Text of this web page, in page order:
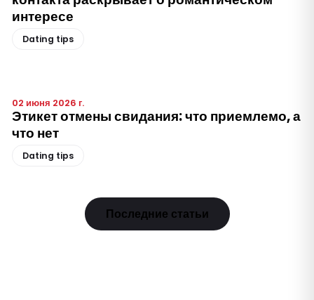
интересе
Dating tips
02 июня 2026 г.
Этикет отмены свидания: что приемлемо, а
что нет
Dating tips
Последние статьи